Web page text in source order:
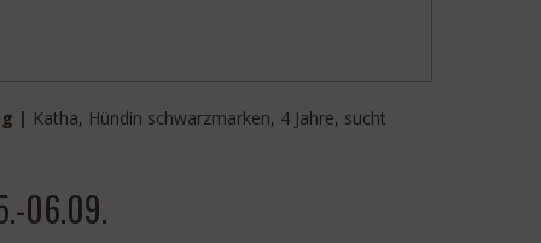
| Katha, Hündin schwarzmarken, 4 Jahre, sucht
06.09.